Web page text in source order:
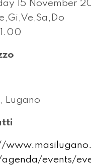
15 November
Lugano
events/